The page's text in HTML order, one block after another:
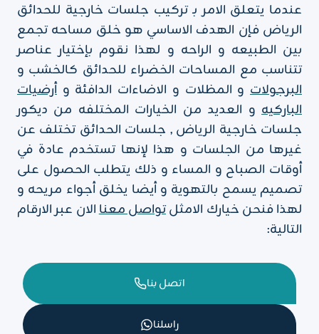
عندما يتعلق الامر بـ تركيب جلسات خارجية للحدائق
الرياض فإن الهدف الاساسي هو خلق مساحه تجمع
بين الطبيعه و الراحه و لهذا نقوم بإختيار عناصر
تتناسب مع المساحات الخضراء للحدائق كالخشب و
البرجولات و المظلات و الاضاءات الدافئة وأرضيات
الباركيه و العديد من الخيارات المختلفه من ديكور
جلسات خارجية الرياض , جلسات الحدائق تختلف عن
غيرها من الجلسات و هذا لإنها تستخدم عادة في
أوقات الصباح و المساء و ذلك يتطلب الحصول على
تصميم يسمح بالتهوية و أيضا يخلق أجواء مريحه و
لهذا فنحن خيارك الامثلتواصل معناالان عبر الارقام
التالية:
اتصل بنا
راسلنا